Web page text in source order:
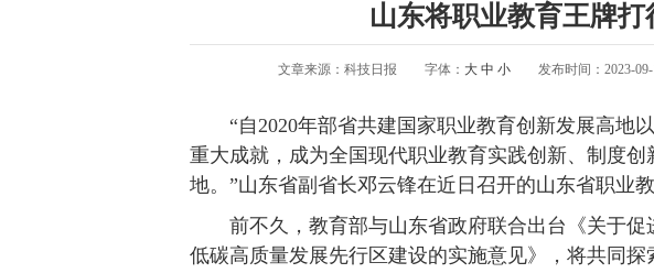
山东将职业教育王牌打
文章来源：科技日报 字体： 大 中 小 发布时间：2023-09-
“自2020年部省共建国家职业教育创新发展高地
重大成就，成为全国现代职业教育实践创新、制度
地。”山东省副省长邓云锋在近日召开的山东省职业
前不久，教育部与山东省政府联合出台《关于
低碳高质量发展先行区建设的实施意见》，将共同